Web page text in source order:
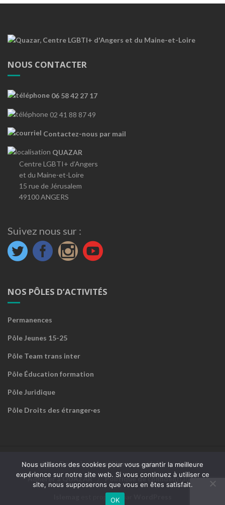
NOUS CONTACTER
06 58 42 27 17
02 41 88 87 49
Contactez-nous par mail
QUAZAR
Centre LGBTI+ d’Angers
et du Maine-et-Loire
15 rue de Jérusalem
49100 ANGERS
Suivez nous sur :
NOS PÔLES D’ACTIVITÉS
Permanences
Pôle Jeunes 15-25
Pôle Team trans inter
Pôle Éducation formation
Pôle Juridique
Pôle Droits des étranger·es
Accueil
Devenir sympathisant·e ou faire un don
Adhérer à QUAZAR
Politique de confidentialité
est propulsé par
Nous utilisons des cookies pour vous garantir la meilleure
expérience sur notre site web. Si vous continuez à utiliser ce
site, nous supposerons que vous en êtes satisfait.
OK